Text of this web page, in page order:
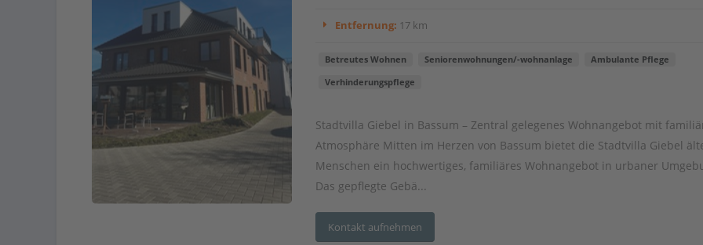
Entfernung: 17 km
Betreutes Wohnen Seniorenwohnungen/-wohnanlage Ambulante Pflege
Verhinderungspflege
Stadtvilla Giebel in Bassum – Zentral gelegenes Wohnangebot mit
Atmosphäre Mitten im Herzen von Bassum bietet die Stadtvilla Giebel
Menschen ein hochwertiges, familiäres Wohnangebot in urbaner
Das gepflegte Gebä...
Kontakt aufnehmen